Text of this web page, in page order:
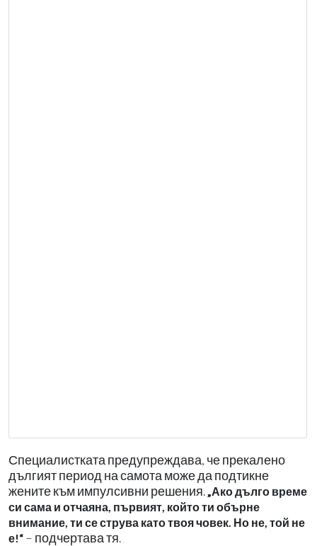
Специалистката предупреждава, че прекалено
дългият период на самота може да подтикне
жените към импулсивни решения. „Ако дълго време
си сама и отчаяна, първият, който ти обърне
внимание, ти се струва като твоя човек. Но не, той не
е!“ – подчертава тя.